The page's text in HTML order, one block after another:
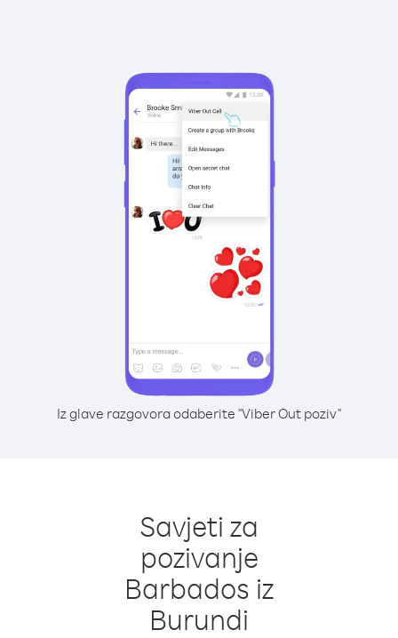
Iz glave razgovora odaberite "Viber Out poziv"
Savjeti za
pozivanje
Barbados iz
Burundi